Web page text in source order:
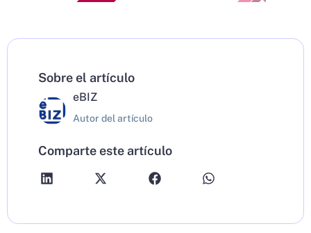
Sobre el artículo
eBIZ
Autor del artículo
Comparte este artículo